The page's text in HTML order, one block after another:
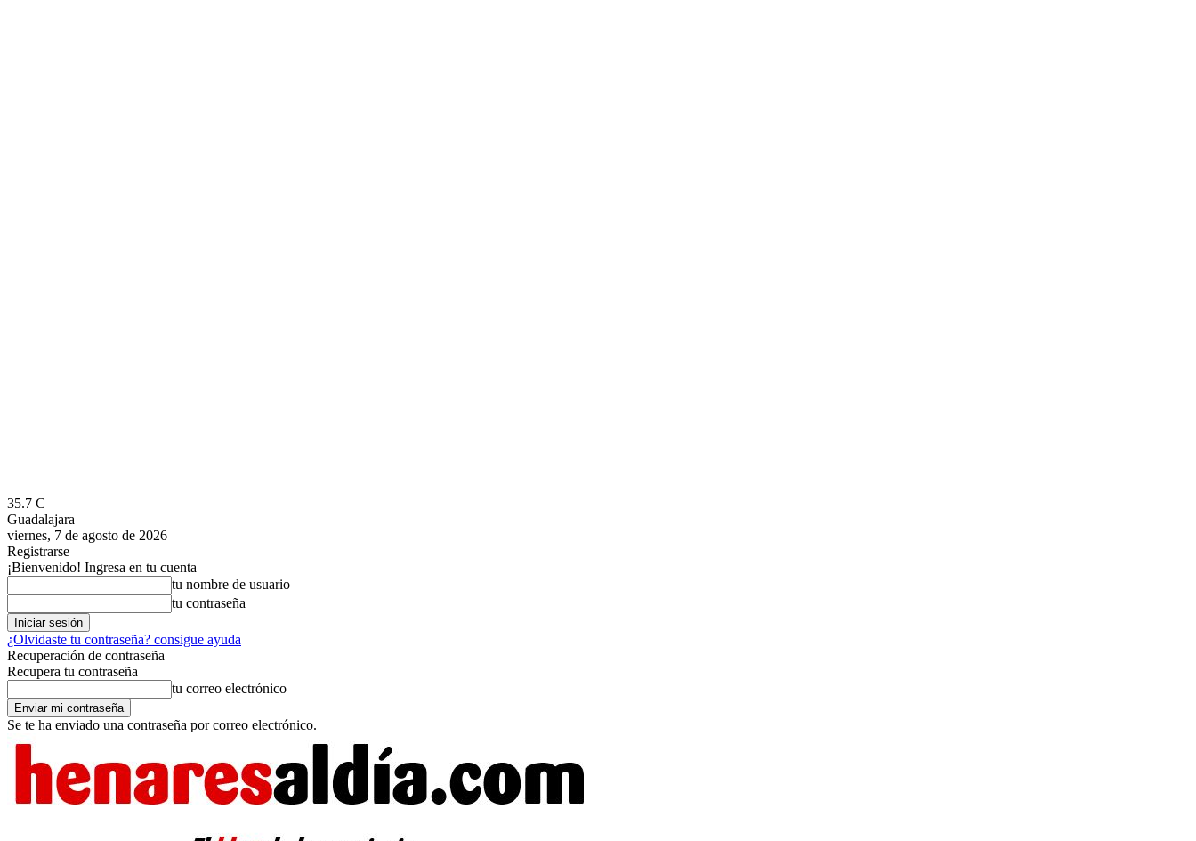
35.7 C
Guadalajara
viernes, 7 de agosto de 2026
Registrarse
¡Bienvenido! Ingresa en tu cuenta
tu nombre de usuario
tu contraseña
¿Olvidaste tu contraseña? consigue ayuda
Recuperación de contraseña
Recupera tu contraseña
tu correo electrónico
Se te ha enviado una contraseña por correo electrónico.